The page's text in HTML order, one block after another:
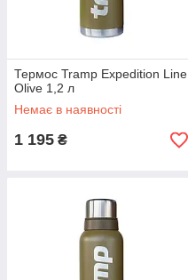
Термос Tramp Expedition Line
Olive 1,2 л
Немає в наявності
1 195 ₴